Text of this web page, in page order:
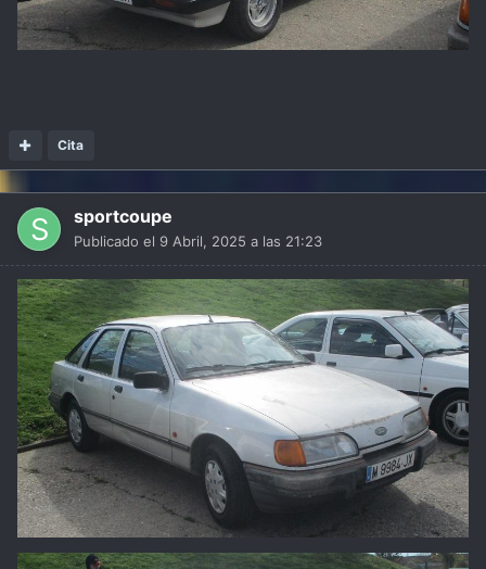
Cita
sportcoupe
Publicado el 9 Abril, 2025 a las 21:23